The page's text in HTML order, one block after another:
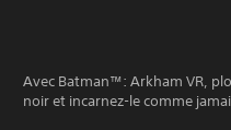
Avec Batman™: Arkham VR,
noir et incarnez-le comme